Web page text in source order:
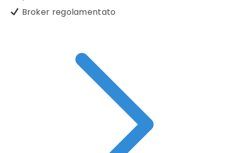
Broker regolamentato